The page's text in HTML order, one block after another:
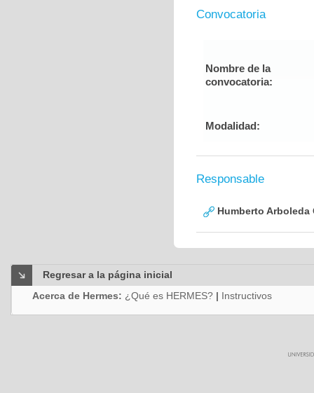
Convocatoria
Nombre de la
convocatoria:
Modalidad:
Responsable
Humberto Arboleda
Regresar a la página inicial
Acerca de Hermes: ¿Qué es HERMES? | Instructivos